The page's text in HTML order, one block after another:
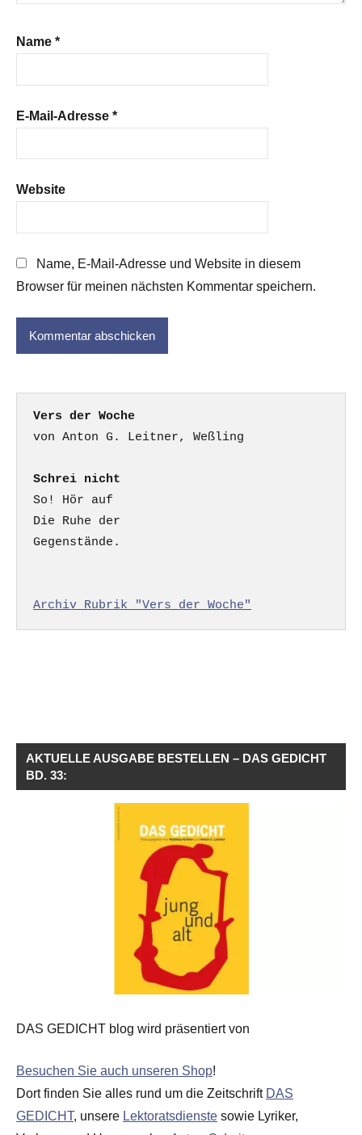
Name *
E-Mail-Adresse *
Website
Name, E-Mail-Adresse und Website in diesem
Browser für meinen nächsten Kommentar speichern.
Vers der Woche
Schrei nicht
So! Hör auf
Die Ruhe der
Gegenstände.
Archiv Rubrik "Vers der Woche"
AKTUELLE AUSGABE BESTELLEN – DAS GEDICHT
BD. 33:
DAS GEDICHT blog wird präsentiert von
Besuchen Sie auch unseren Shop!
Dort finden Sie alles rund um die Zeitschrift DAS
GEDICHT, unsere Lektoratsdienste sowie Lyriker,